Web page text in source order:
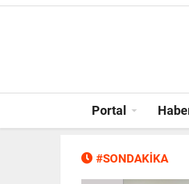
Portal
#SONDAKİKA